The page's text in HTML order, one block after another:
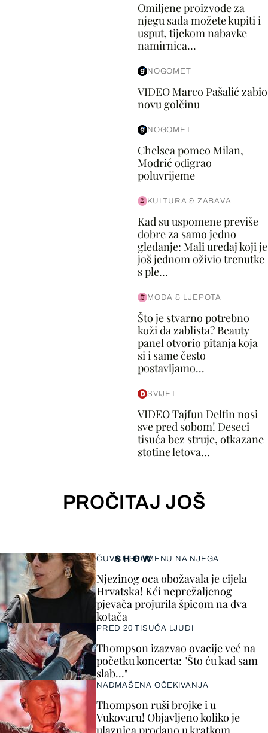
Omiljene proizvode za
njegu sada možete kupiti i
usput, tijekom nabavke
namirnica...
NOGOMET
VIDEO Marco Pašalić zabio
novu golčinu
NOGOMET
Chelsea pomeo Milan,
Modrić odigrao
poluvrijeme
KULTURA & ZABAVA
Kad su uspomene previše
dobre za samo jedno
gledanje: Mali uređaj koji je
još jednom oživio trenutke
s ple...
MODA & LJEPOTA
Što je stvarno potrebno
koži da zablista? Beauty
panel otvorio pitanja koja
si i same često
postavljamo...
SVIJET
VIDEO Tajfun Delfin nosi
sve pred sobom! Deseci
tisuća bez struje, otkazane
stotine letova...
PROČITAJ JOŠ
SHOW
ČUVA USPOMENU NA NJEGA
Njezinog oca obožavala je cijela
Hrvatska! Kći neprežaljenog
pjevača projurila špicom na dva
kotača
PRED 20 TISUĆA LJUDI
Thompson izazvao ovacije već na
početku koncerta: "Što ću kad sam
slab..."
NADMAŠENA OČEKIVANJA
Thompson ruši brojke i u
Vukovaru! Objavljeno koliko je
ulaznica prodano u kratkom